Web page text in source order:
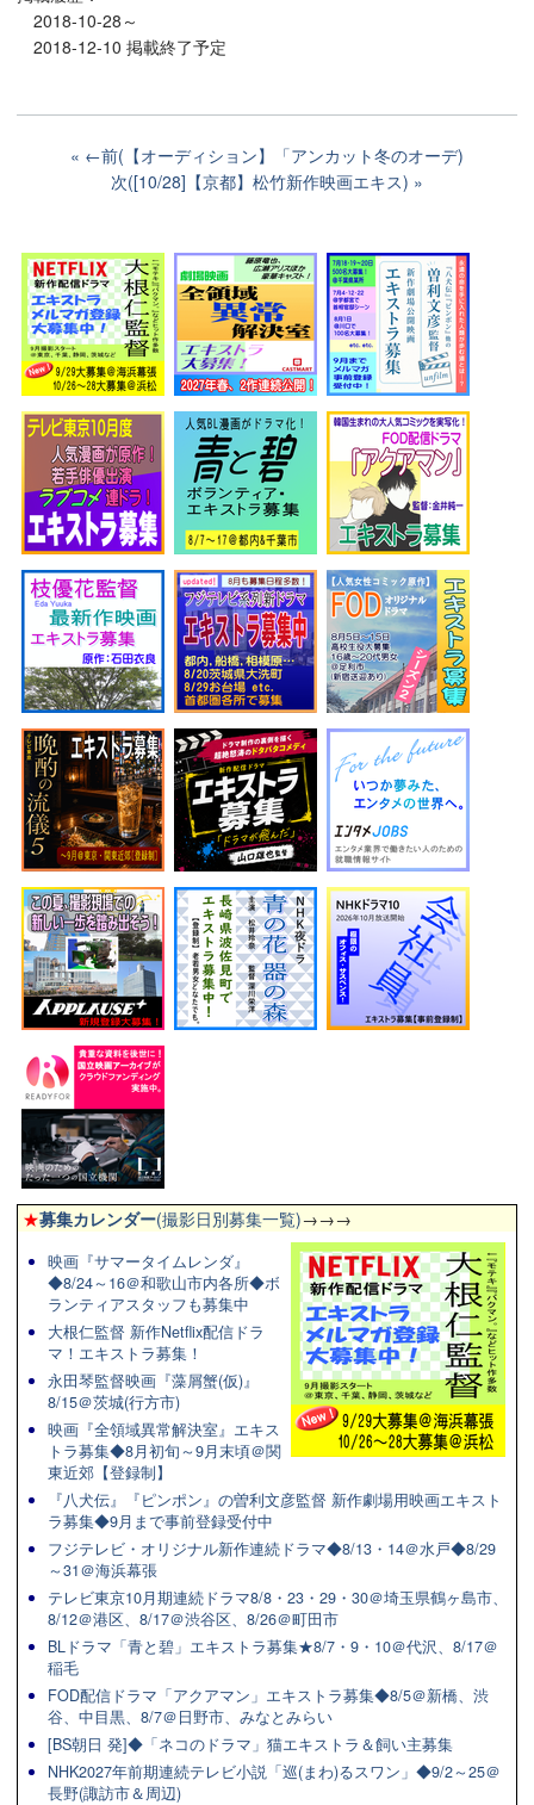
2018-10-28～
2018-12-10 掲載終了予定
←前(【オーディション】「アンカット冬のオーデ)
次([10/28]【京都】松竹新作映画エキス)
★募集カレンダー(撮影日別募集一覧)→→→
映画『サマータイムレンダ』
◆8/24～16＠和歌山市内各所◆ボ
ランティアスタッフも募集中
大根仁監督 新作Netflix配信ドラ
マ！エキストラ募集！
永田琴監督映画『藻屑蟹(仮)』
8/15＠茨城(行方市)
映画『全領域異常解決室』エキス
トラ募集◆8月初旬～9月末頃＠関
東近郊【登録制】
『八犬伝』『ピンポン』の曽利文彦監督 新作劇場用映画エキスト
ラ募集◆9月まで事前登録受付中
フジテレビ・オリジナル新作連続ドラマ◆8/13・14＠水戸◆8/29
～31＠海浜幕張
テレビ東京10月期連続ドラマ8/8・23・29・30＠埼玉県鶴ヶ島市、
8/12＠港区、8/17＠渋谷区、8/26＠町田市
BLドラマ「青と碧」エキストラ募集★8/7・9・10＠代沢、8/17＠
稲毛
FOD配信ドラマ「アクアマン」エキストラ募集◆8/5＠新橋、渋
谷、中目黒、8/7＠日野市、みなとみらい
[BS朝日 発]◆「ネコのドラマ」猫エキストラ＆飼い主募集
NHK2027年前期連続テレビ小説「巡(まわ)るスワン」◆9/2～25＠
長野(諏訪市＆周辺)